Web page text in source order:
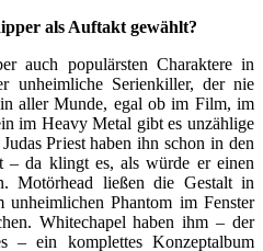
als Auftakt gewählt?
auch populärsten Charaktere in
unheimliche Serienkiller, der nie
aller Munde, egal ob im Film, im
im Heavy Metal gibt es unzählige
Priest haben ihn schon in den
– da klingt es, als würde er einen
Motörhead ließen die Gestalt in
unheimlichen Phantom im Fenster
Whitechapel haben ihm – der
– ein komplettes Konzeptalbum